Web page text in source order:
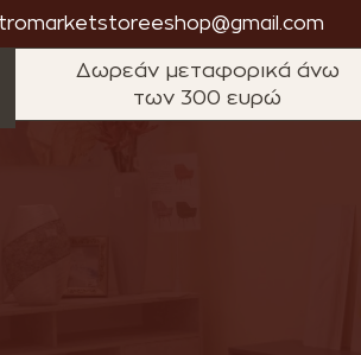
Δωρεάν μεταφορικά άνω
των 300 ευρώ